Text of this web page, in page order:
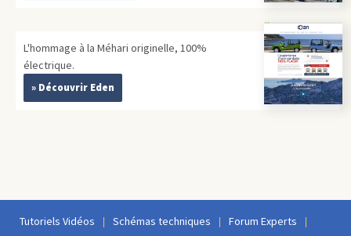
L'hommage à la Méhari originelle, 100%
électrique.
» Découvrir Eden
Tutoriels Vidéos Schémas techniques Forum Experts